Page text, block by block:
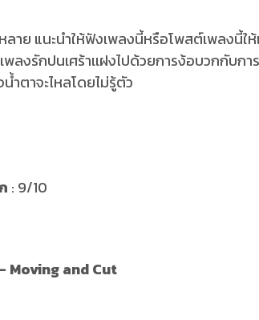
ย แนะนำให้ฟังเพลงนี้หรือโพสต์เพลงนี้ให้
ลงรักปนเศร้าเเฝงไปด้วยการง้อบวกกับก
ำตาจะไหลโดยไม่รู้ตัว
: 9/10
Moving and Cut